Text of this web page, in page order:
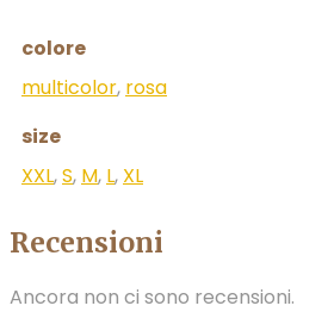
colore
multicolor, rosa
size
XXL,S, M, L, XL
Recensioni
Ancora non ci sono recensioni.